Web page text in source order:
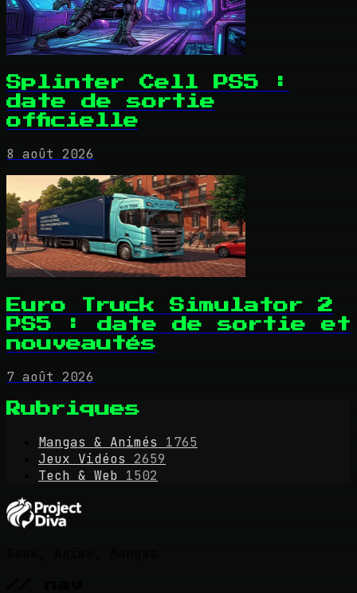
Splinter Cell PS5 :
date de sortie
officielle
8 août 2026
Euro Truck Simulator 2
PS5 : date de sortie et
nouveautés
7 août 2026
Rubriques
Mangas & Animés
1765
Jeux Vidéos
2659
Tech & Web 1502